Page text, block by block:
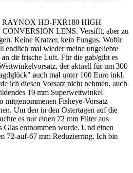
RAYNOX HD-FXR180 HIGH
LENS. Versifft, aber zu
Keine Kratzer, kein Fungus. Wofür
endlich mal wieder meine ungeliebte
dir frische Luft. Für die gab/gibt es
der aktuell für um 300
auch mal unter 100 Euro inkl.
ich diesen Vorsatz nicht nehmen, auch
19 mm Superweitwinkel
mitgenommenen Fisheye-Vorsatz
Um den in den Ostertagen auf die
es nur einen 72 mm Filter aus
Glas entnommen wurde. Und einen
72-auf-67 mm Reduzierring. Ich bin